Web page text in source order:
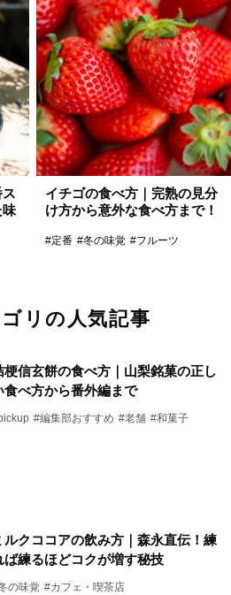
味
イチゴの食べ方｜完熟の見分
け方から意外な食べ方まで！
#定番 #冬の味覚 #フルーツ
リの人気記事
梗信玄餅の食べ方｜山梨銘菓の正し
食べ方から番外編まで
#編集部おすすめ #老舗 #和菓子
ルクココアの飲み方｜森永直伝！練
ば練るほどコクが増す秘技
の味覚 #カフェ・喫茶店